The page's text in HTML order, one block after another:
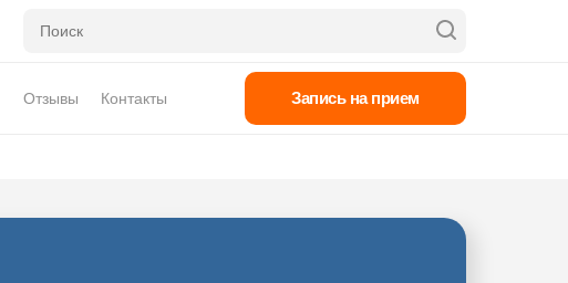
Отзывы Контакты Запись на прием